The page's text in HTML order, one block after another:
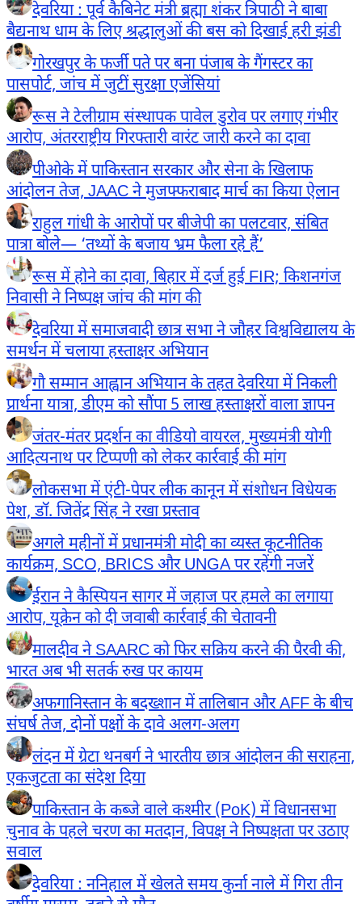
देवरिया : पूर्व कैबिनेट मंत्री ब्रह्मा शंकर त्रिपाठी ने बाबा
बैद्यनाथ धाम के लिए श्रद्धालुओं की बस को दिखाई हरी झंडी
गोरखपुर के फर्जी पते पर बना पंजाब के गैंगस्टर का
पासपोर्ट, जांच में जुटीं सुरक्षा एजेंसियां
रूस ने टेलीग्राम संस्थापक पावेल डुरोव पर लगाए गंभीर
आरोप, अंतरराष्ट्रीय गिरफ्तारी वारंट जारी करने का दावा
पीओके में पाकिस्तान सरकार और सेना के खिलाफ
आंदोलन तेज, JAAC ने मुजफ्फराबाद मार्च का किया ऐलान
राहुल गांधी के आरोपों पर बीजेपी का पलटवार, संबित
पात्रा बोले— ‘तथ्यों के बजाय भ्रम फैला रहे हैं’
रूस में होने का दावा, बिहार में दर्ज हुई FIR; किशनगंज
निवासी ने निष्पक्ष जांच की मांग की
देवरिया में समाजवादी छात्र सभा ने जौहर विश्वविद्यालय के
समर्थन में चलाया हस्ताक्षर अभियान
गौ सम्मान आह्वान अभियान के तहत देवरिया में निकली
प्रार्थना यात्रा, डीएम को सौंपा 5 लाख हस्ताक्षरों वाला ज्ञापन
जंतर-मंतर प्रदर्शन का वीडियो वायरल, मुख्यमंत्री योगी
आदित्यनाथ पर टिप्पणी को लेकर कार्रवाई की मांग
लोकसभा में एंटी-पेपर लीक कानून में संशोधन विधेयक
पेश, डॉ. जितेंद्र सिंह ने रखा प्रस्ताव
अगले महीनों में प्रधानमंत्री मोदी का व्यस्त कूटनीतिक
कार्यक्रम, SCO, BRICS और UNGA पर रहेंगी नजरें
ईरान ने कैस्पियन सागर में जहाज पर हमले का लगाया
आरोप, यूक्रेन को दी जवाबी कार्रवाई की चेतावनी
मालदीव ने SAARC को फिर सक्रिय करने की पैरवी की,
भारत अब भी सतर्क रुख पर कायम
अफगानिस्तान के बदख्शान में तालिबान और AFF के बीच
संघर्ष तेज, दोनों पक्षों के दावे अलग-अलग
लंदन में ग्रेटा थनबर्ग ने भारतीय छात्र आंदोलन की सराहना,
एकजुटता का संदेश दिया
पाकिस्तान के कब्जे वाले कश्मीर (PoK) में विधानसभा
चुनाव के पहले चरण का मतदान, विपक्ष ने निष्पक्षता पर उठाए
सवाल
देवरिया : ननिहाल में खेलते समय कुर्ना नाले में गिरा तीन